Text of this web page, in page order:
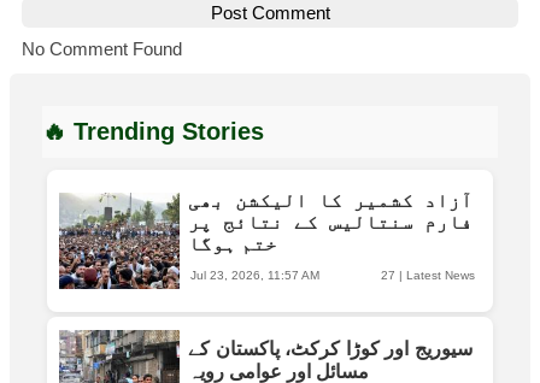
Post Comment
No Comment Found
🔥 Trending Stories
آزاد کشمیر کا الیکشن بھی
فارم سنتالیس کے نتائج پر
ختم ہوگا
27 | Latest News
Jul 23, 2026, 11:57 AM
سیوریج اور کوڑا کرکٹ، پاکستان کے
مسائل اور عوامی رویہ